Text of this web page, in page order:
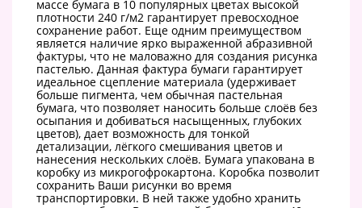
массе бумага в 10 популярных цветах высокой
плотности 240 г/м2 гарантирует превосходное
сохранение работ. Еще одним преимуществом
является наличие ярко выраженной абразивной
фактуры, что не маловажно для создания рисунка
пастелью. Данная фактура бумаги гарантирует
идеальное сцепление материала (удерживает
больше пигмента, чем обычная пастельная
бумага, что позволяет наносить больше слоёв без
осыпания и добиваться насыщенных, глубоких
цветов), дает возможность для тонкой
детализации, лёгкого смешивания цветов и
нанесения нескольких слоёв. Бумага упакована в
коробку из микрогофрокартона. Коробка позволит
сохранить Ваши рисунки во время
транспортировки. В ней также удобно хранить